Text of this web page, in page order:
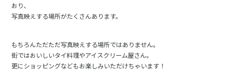
おり、
写真映えする場所がたくさんあります。
もちろんただただ写真映えする場所ではありません。
街ではおいしいタイ料理やアイスクリーム屋さん。
更にショッピングなどもお楽しみいただけちゃいます！